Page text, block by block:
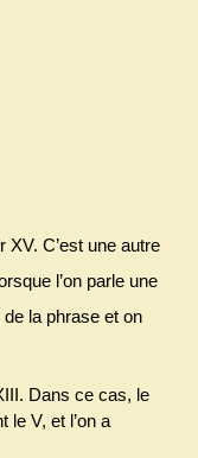
C’est une autre
l’on parle une
la phrase et on
Dans ce cas, le
le V, et l’on a